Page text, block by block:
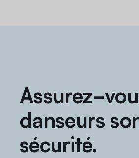
Assurez-
danseurs
sécurité.